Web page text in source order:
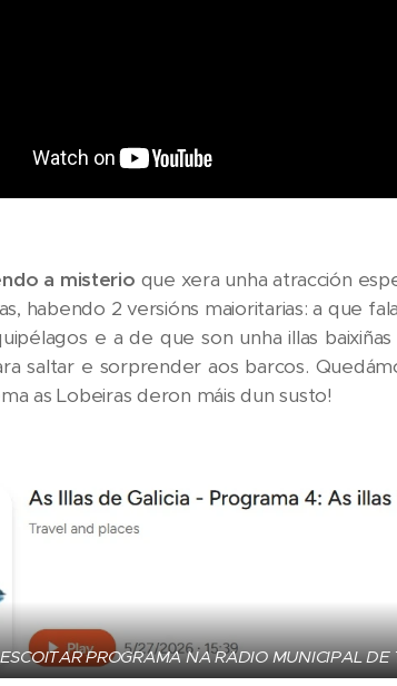
a misterio que xera unha atracción
habendo 2 versións maioritarias: a que
e a de que son unha illas
saltar e sorprender aos barcos.
as Lobeiras deron máis dun susto!
ESCOITAR PROGRAMA NA RADIO MUNICIPAL DE